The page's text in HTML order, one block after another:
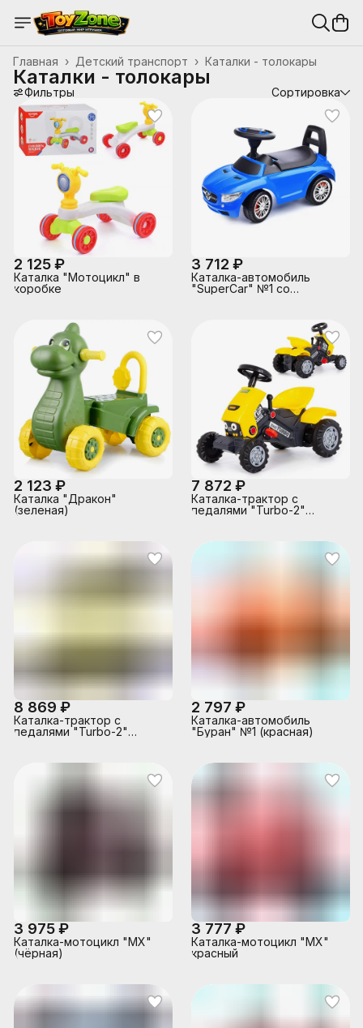
Каталки - толокары
Детский транспорт ›
Главная ›
Каталки - толокары
Фильтры Сортировка
2 125 ₽
Каталка "Мотоцикл" в
коробке
3 712 ₽
Каталка-автомобиль
"SuperCar" №1 со
2 123 ₽
Каталка "Дракон"
(зеленая)
7 872 ₽
Каталка-трактор с
педалями "Turbo-2"
8 869 ₽
Каталка-трактор с
педалями "Turbo-2"
2 797 ₽
Каталка-автомобиль
"Буран" №1 (красная)
3 975 ₽
Каталка-мотоцикл "МХ"
(чёрная)
3 777 ₽
Каталка-мотоцикл "МХ"
красный